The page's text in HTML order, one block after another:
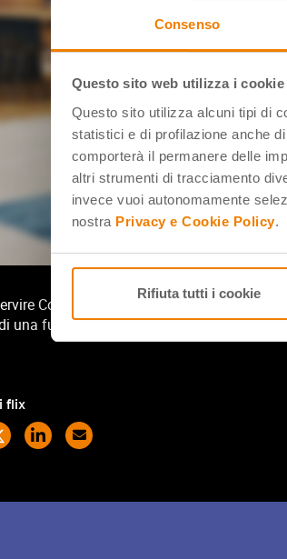
Consenso
Questo sito web utilizza i cookie
Questo sito utilizza alcuni tipi di
statistici e di profilazione anche
comporterà il permanere delle
altri strumenti di tracciamento
invece vuoi autonomamente
nostra Privacy e Cookie Policy.
Rifiuta tutti i cookie
Copilot in Windows a scuola? La
una funzione integrata nei più comuni
flix